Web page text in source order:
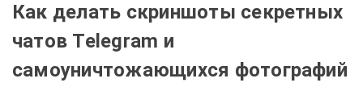
Как делать скриншоты секретных
чатов Telegram и
самоуничтожающихся фотографий